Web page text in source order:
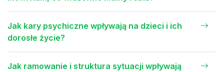
Jak kary psychiczne wpływają na dzieci i ich
dorosłe życie?
Jak ramowanie i struktura sytuacji wpływają